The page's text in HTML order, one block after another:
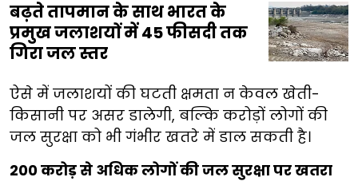
बढ़ते तापमान के साथ भारत के
प्रमुख जलाशयों में 45 फीसदी तक
गिरा जल स्तर
ऐसे में जलाशयों की घटती क्षमता न केवल खेती-
किसानी पर असर डालेगी, बल्कि करोड़ों लोगों की
जल सुरक्षा को भी गंभीर खतरे में डाल सकती है।
200 करोड़ से अधिक लोगों की जल सुरक्षा पर खतरा